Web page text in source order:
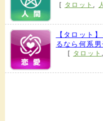
[ タロット ,
【タロット
るなら何系男
[ タロット ,